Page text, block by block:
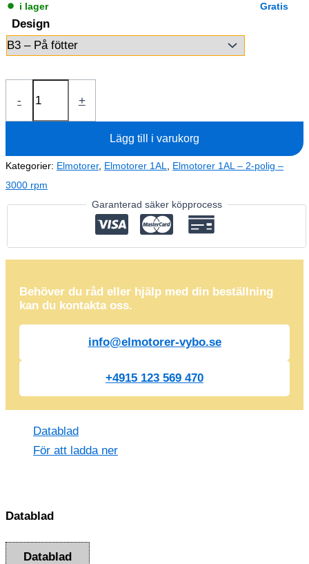
i lager
Gratis
Design
-
1,5kW
(400V-
2850
rpm)
mängd
+
Lägg till i varukorg
Kategorier: Elmotorer, Elmotorer 1AL
Elmotorer 1AL – 2-polig –
3000 rpm
Garanterad säker köpprocess
Behöver du råd eller hjälp med din beställning
kan du kontakta oss.
info@elmotorer-vybo.se
+4915 123 569 470
Datablad
För att ladda ner
Datablad
Datablad